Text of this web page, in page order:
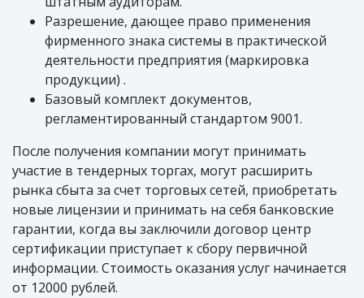
Разрешение, дающее право применения
фирменного знака системы в практической
деятельности предприятия (маркировка
продукции) .
Базовый комплект документов,
регламентированный стандартом 9001.
После получения компании могут принимать
участие в тендерных торгах, могут расширить
рынка сбыта за счет торговых сетей, приобретать
новые лицензии и принимать на себя банковские
гарантии, когда вы заключили договор центр
сертификации приступает к сбору первичной
информации. Стоимость оказания услуг начинается
от 12000 рублей.